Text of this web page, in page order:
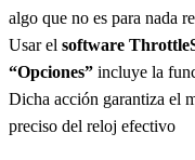
algo que no es para nada
Usar el software
“Opciones” incluye la
Dicha acción garantiza el
preciso del reloj efectivo